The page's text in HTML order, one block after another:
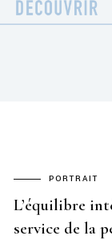
PORTRAIT
L’équilibre
service de la